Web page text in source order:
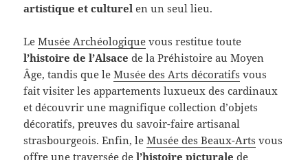
artistique et culturel en un seul lieu.
LeMusée Archéologique vous restitue toute
l’histoire de l’Alsace de la Préhistoire au Moyen
Âge, tandis que leMusée des Arts décoratifs vous
fait visiter les appartements luxueux des cardinaux
et découvrir une magnifique collection d’objets
décoratifs, preuves du savoir-faire artisanal
strasbourgeois. Enfin, leMusée des Beaux-Arts vous
offre une traversée del’histoire picturale de